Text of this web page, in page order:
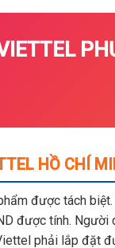
HỒ CHÍ
được tách
được tính.
phải lắp đặt